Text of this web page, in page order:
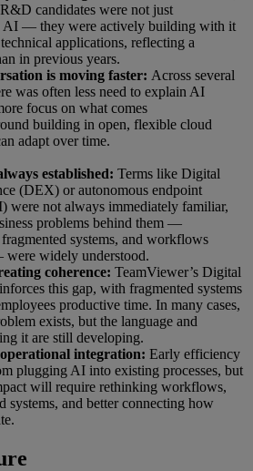
candidates were not just
AI — they were actively building with it
applications, reflecting a
in previous years.
is moving faster: Across several
was often less need to explain AI
focus on what comes
building in open, flexible cloud
adapt over time.
established: Terms like Digital
(DEX) or autonomous endpoint
were not always immediately familiar,
problems behind them —
systems, and workflows
widely understood.
coherence: TeamViewer’s Digital
this gap, with fragmented systems
productive time. In many cases,
exists, but the language and
it are still developing.
operational integration: Early efficiency
plugging AI into existing processes, but
will require rethinking workflows,
systems, and better connecting how